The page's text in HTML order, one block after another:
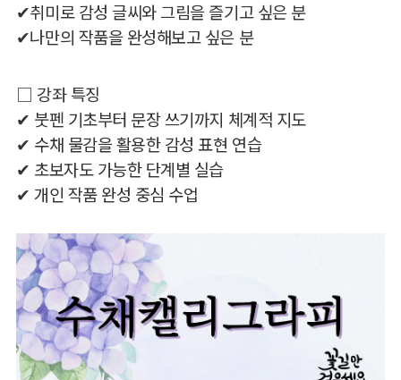
✔취미로 감성 글씨와 그림을 즐기고 싶은 분
✔나만의 작품을 완성해보고 싶은 분
□ 강좌 특징
✔ 붓펜 기초부터 문장 쓰기까지 체계적 지도
✔ 수채 물감을 활용한 감성 표현 연습
✔ 초보자도 가능한 단계별 실습
✔ 개인 작품 완성 중심 수업